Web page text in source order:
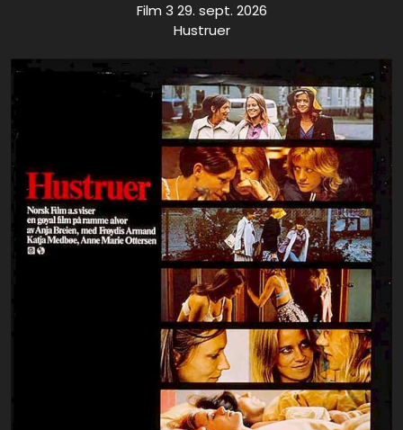
Film 3 29. sept. 2026
Hustruer